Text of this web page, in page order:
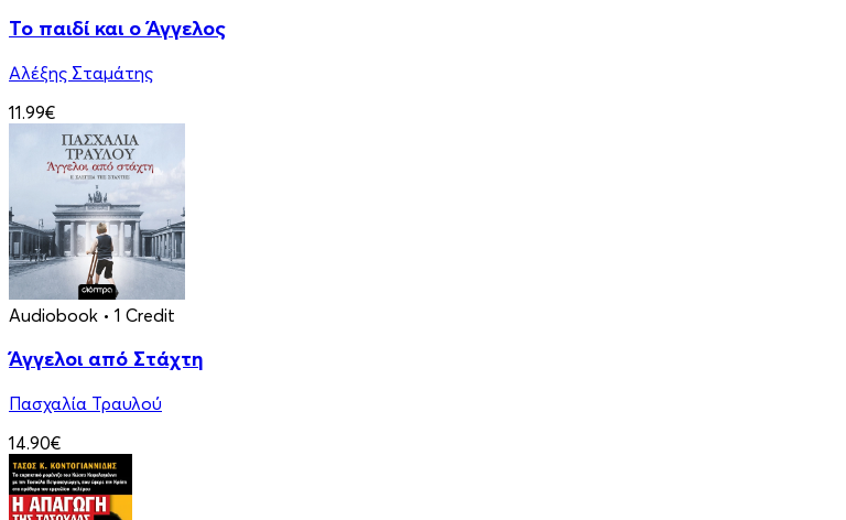
Το παιδί και ο Άγγελος
Αλέξης Σταμάτης
11.99€
Audiobook • 1 Credit
Άγγελοι από Στάχτη
Πασχαλία Τραυλού
14.90€